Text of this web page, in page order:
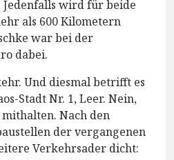
Jedenfalls wird für beide
als 600 Kilometern
war bei der
dabei.
Und diesmal betrifft es
Stadt Nr. 1, Leer. Nein,
Nach den
der vergangenen
Verkehrsader dicht: